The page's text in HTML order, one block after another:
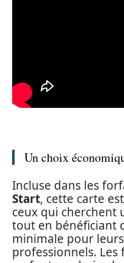
Un choix
Incluse dans les
Start, cette carte
ceux qui cherchent
tout en bénéficiant
minimale pour
professionnels. Les